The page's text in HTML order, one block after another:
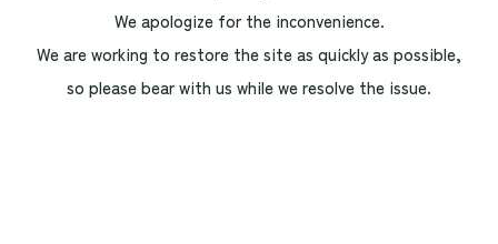
We apologize for the inconvenience.
We are working to restore the site as quickly as possible,
so please bear with us while we resolve the issue.